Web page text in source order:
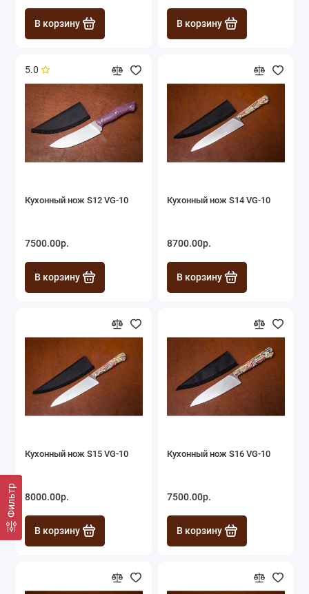
Фильтр
В корзину В корзину
5.0
Кухонный нож S12 VG-10
7500.00р.
В корзину
Кухонный нож S14 VG-10
8700.00р.
В корзину
Кухонный нож S15 VG-10
8000.00р.
В корзину
Кухонный нож S16 VG-10
7500.00р.
В корзину